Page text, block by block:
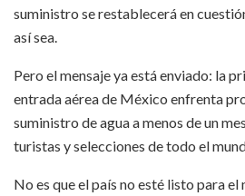
suministro se restablecerá en
así sea.
Pero el mensaje ya está enviado: la
entrada aérea de México enfrenta
suministro de agua a menos de un
turistas y selecciones de todo el
No es que el país no esté listo para el